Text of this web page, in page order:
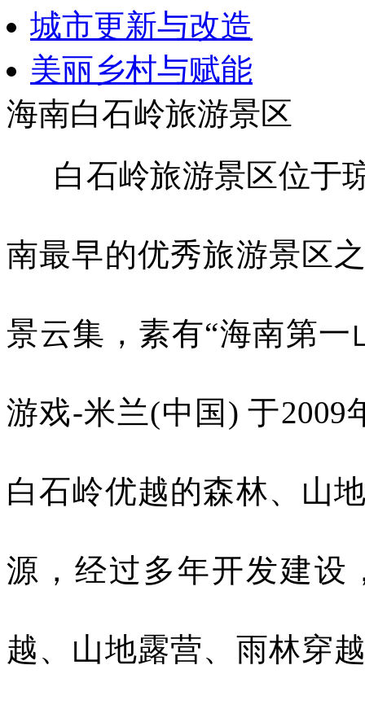
城市更新与改造
美丽乡村与赋能
海南白石岭旅游景区
白石岭旅游景区位于
南最早的优秀旅游景区
景云集，素有“海南第一
游戏-米兰(中国) 于2009
白石岭优越的森林、山
源，经过多年开发建设
越、山地露营、雨林穿